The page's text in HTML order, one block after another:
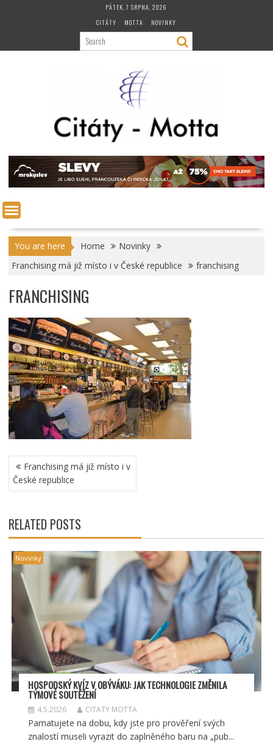
PÁTEK, 7 SRPNA, 2026
CITÁTY
MOTTA NOVINKY
You are here Home
Novinky
Franchising má již místo i v České republice
franchising
FRANCHISING
NAVIGACE
PRO
PŘÍSPĚVEK
Franchising má již místo i v
České republice
RELATED POSTS
Novinky
HOSPODSKÝKVÍZ V OBÝVÁKU: JAK TECHNOLOGIE ZMĚNILA
TÝMOVÉ SOUTĚŽENÍ
4.5.2026 CITATY MOTTA
Pamatujete na dobu, kdy jste pro prověření svých
znalostí museli vyrazit do zaplněného baru na „pub...